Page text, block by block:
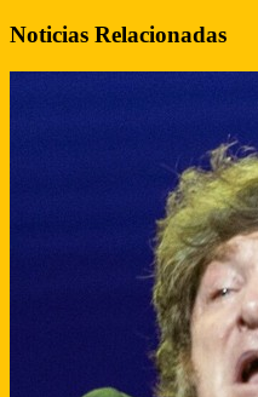
Noticias Relacionadas